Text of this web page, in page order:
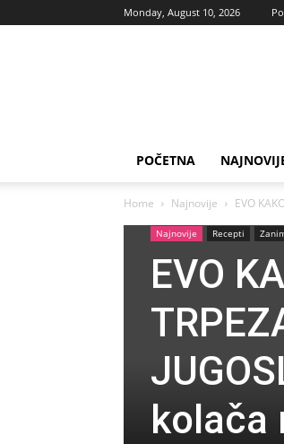
Monday, August 10, 2026
POČETNA
Home Najnovije EVO
Najnovije Recepti
EVO
kolača